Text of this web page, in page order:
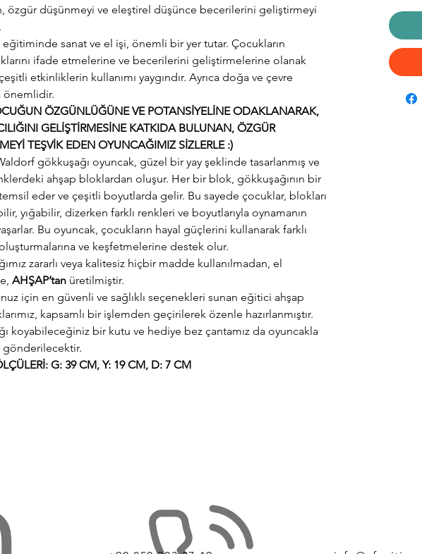
özgür düşünmeyi ve eleştirel düşünce becerilerini geliştirmeyi
sanat ve el işi, önemli bir yer tutar. Çocukların
ifade etmelerine ve becerilerini geliştirmelerine olanak
etkinliklerin kullanımı yaygındır. Ayrıca doğa ve çevre
önemlidir.
ÖZGÜNLÜĞÜNE VE POTANSİYELİNE ODAKLANARAK,
GELİŞTİRMESİNE KATKIDA BULUNAN, ÖZGÜR
TEŞVİK EDEN OYUNCAĞIMIZ SİZLERLE :)
gökkuşağı oyuncak, güzel bir yay şeklinde tasarlanmış ve
ahşap bloklardan oluşur. Her bir blok, gökkuşağının bir
eder ve çeşitli boyutlarda gelir. Bu sayede çocuklar, blokları
yığabilir, dizerken farklı renkleri ve boyutlarıyla oynamanın
Bu oyuncak, çocukların hayal güçlerini kullanarak farklı
ve keşfetmelerine destek olur.
zararlı veya kalitesiz hiçbir madde kullanılmadan, el
AHŞAP’tan üretilmiştir.
için en güvenli ve sağlıklı seçenekleri sunan eğitici ahşap
kapsamlı bir işlemden geçirilerek özenle hazırlanmıştır.
koyabileceğiniz bir kutu ve hediye bez çantamız da oyuncakla
gönderilecektir.
G: 39 CM, Y: 19 CM, D: 7 CM